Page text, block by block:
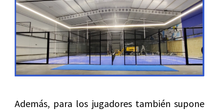
Además, para los jugadores también supone